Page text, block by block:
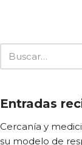
Entradas
Cercanía y
su modelo de